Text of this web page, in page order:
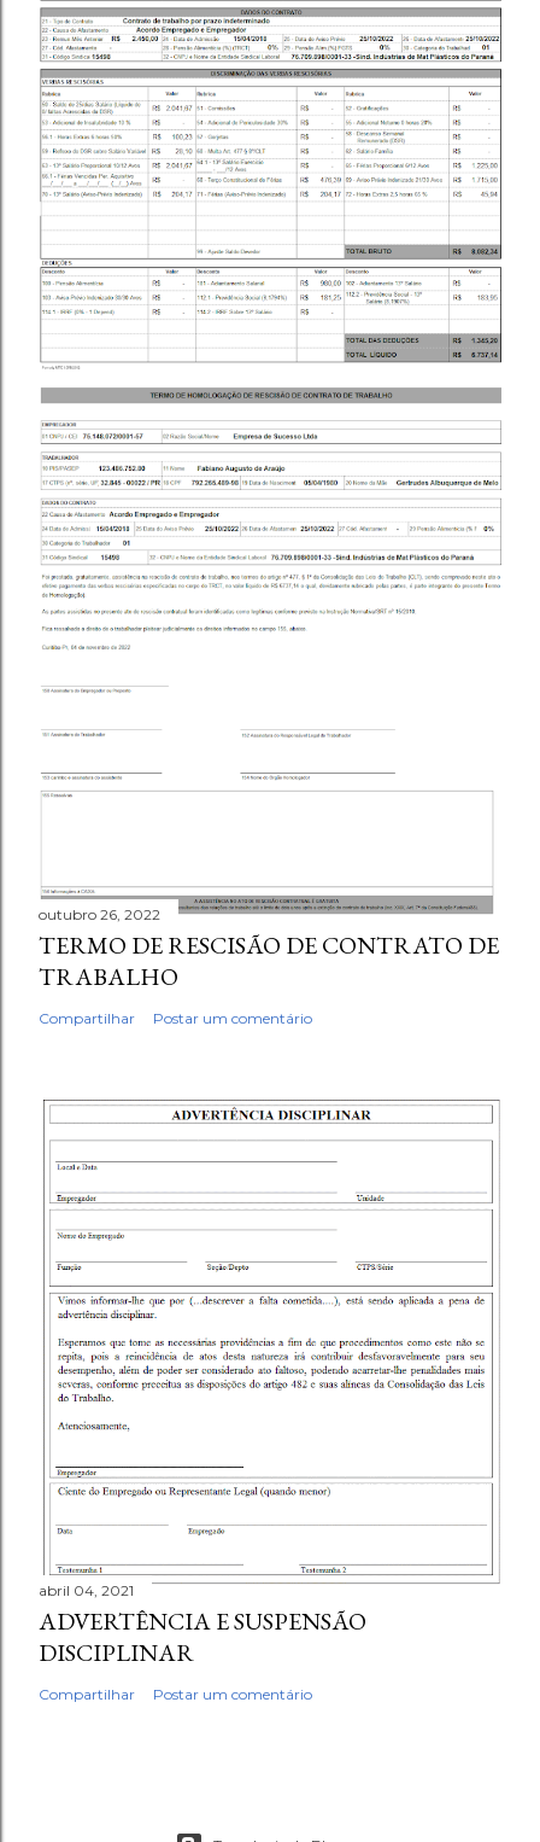
outubro 26, 2022
TERMO DE RESCISÃO DE CONTRATO DE
TRABALHO
Compartilhar Postar um comentário
abril 04, 2021
ADVERTÊNCIA E SUSPENSÃO
DISCIPLINAR
Compartilhar Postar um comentário